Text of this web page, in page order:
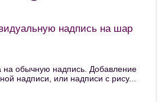
надпись на шар
на обычную надпись. Добавление
надписи, или надписи с рису...